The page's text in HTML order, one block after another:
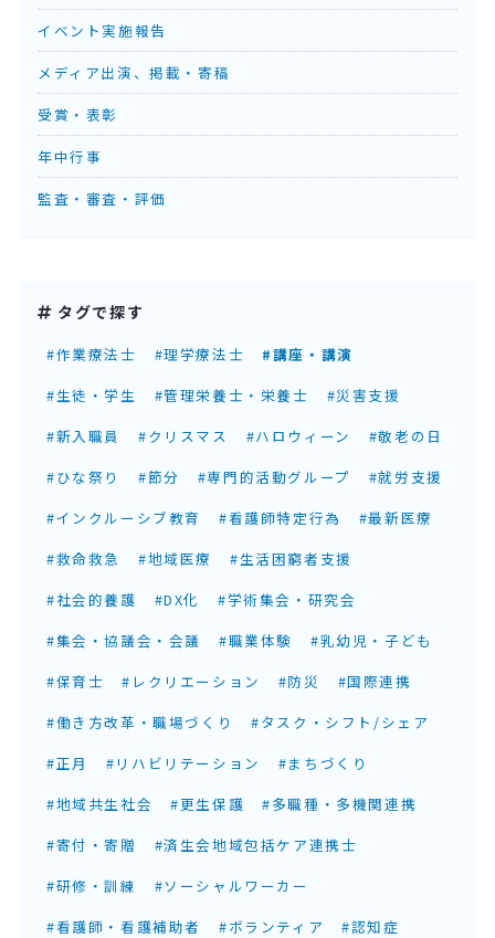
イベント実施報告
メディア出演、掲載・寄稿
受賞・表彰
年中行事
監査・審査・評価
タグで探す
#作業療法士 #理学療法士
#講座・講演
#生徒・学生
#管理栄養士・栄養士
#災害支援
#新入職員
#クリスマス #ハロウィーン
#敬老の日
#ひな祭り
#節分 #専門的活動グループ
#就労支援
#インクルーシブ教育
#看護師特定行為
#最新医療
#救命救急
#地域医療
#生活困窮者支援
#社会的養護
#DX化
#学術集会・研究会
#集会・協議会・会議
#職業体験
#乳幼児・子ども
#保育士
#レクリエーション #防災
#国際連携
#働き方改革・職場づくり
#タスク・シフト/シェア
#正月
#リハビリテーション
#まちづくり
#地域共生社会
#更生保護
#多職種・多機関連携
#寄付・寄贈
#済生会地域包括ケア連携士
#研修・訓練
#ソーシャルワーカー
#看護師・看護補助者
#ボランティア #認知症